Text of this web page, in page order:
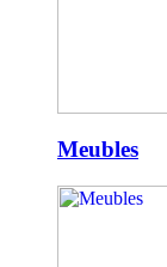
Meubles